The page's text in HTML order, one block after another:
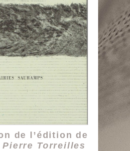
de l’édition de
Pierre Torreilles